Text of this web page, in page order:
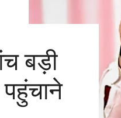
बड़ी